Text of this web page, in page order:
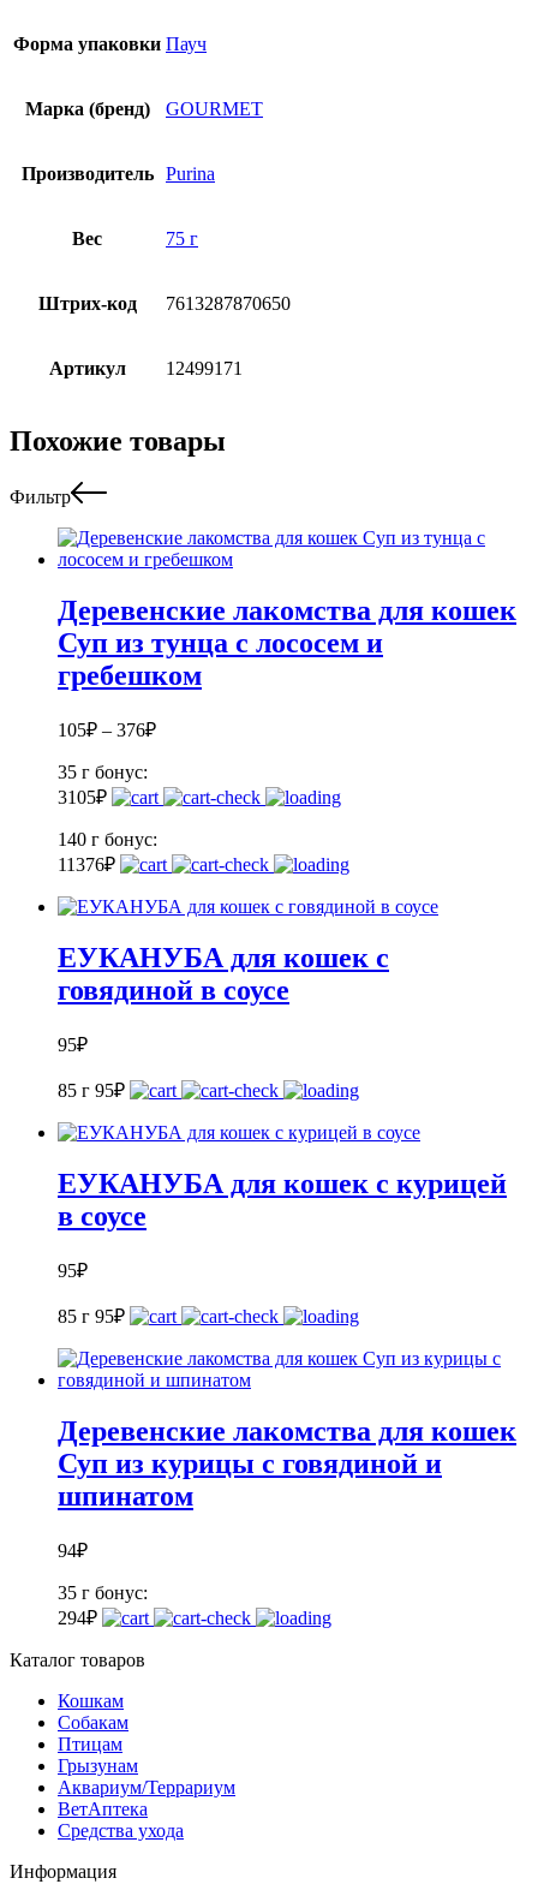
Форма упаковки Пауч
Марка (бренд) GOURMET
Производитель Purina
Вес 75 г
Штрих-код 7613287870650
Артикул 12499171
Похожие товары
Фильтр
Деревенские лакомства для кошек
Суп из тунца с лососем и
гребешком
105₽ – 376₽
35 г бонус:
3105₽
140 г бонус:
11376₽
ЕУКАНУБА для кошек с
говядиной в соусе
95₽
85 г 95₽
ЕУКАНУБА для кошек с курицей
в соусе
95₽
85 г 95₽
Деревенские лакомства для кошек
Суп из курицы с говядиной и
шпинатом
94₽
35 г бонус:
294₽
Каталог товаров
Кошкам
Собакам
Птицам
Грызунам
Аквариум/Террариум
ВетАптека
Средства ухода
Информация